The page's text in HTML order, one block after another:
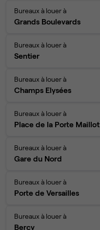
Bureaux à louer à
Grands Boulevards
Bureaux à louer à
Sentier
Bureaux à louer à
Champs Elysées
Bureaux à louer à
Place de la Porte Maillot
Bureaux à louer à
Gare du Nord
Bureaux à louer à
Porte de Versailles
Bureaux à louer à
Bercy